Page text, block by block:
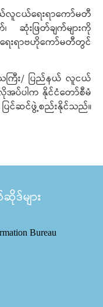
ငယ်ရေးရာကော်မတီ
ဆုံးဖြတ်ချက်များကို
းရာဗဟိုကော်မတီတွင်
ကြီး/ ပြည်နယ် လူငယ်
အပ်ပါက နိုင်ငံတော်စီမံ
ပြင်ဆင်ဖွဲ့စည်းနိုင်သည်။
ဒ်များ
Bureau